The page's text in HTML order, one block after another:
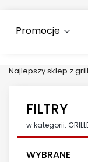
Promocje
Najlepszy sklep z
FILTRY
w kategorii:
WYBRANE